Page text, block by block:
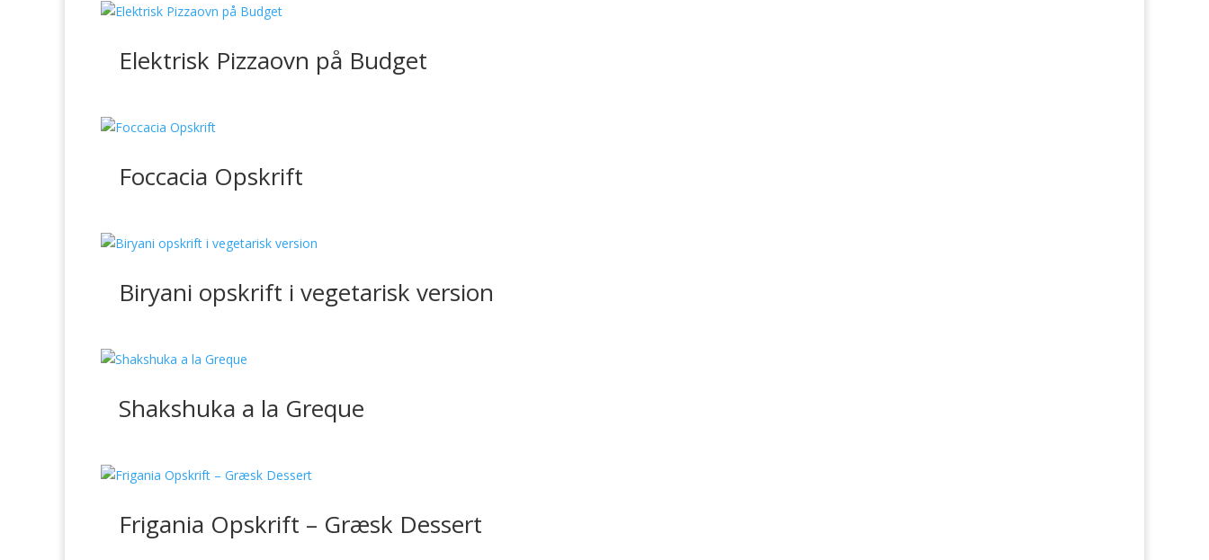
Elektrisk Pizzaovn på Budget
Foccacia Opskrift
Biryani opskrift i vegetarisk version
Shakshuka a la Greque
Frigania Opskrift – Græsk Dessert